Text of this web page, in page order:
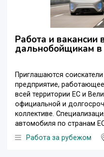
Работа и вакансии
дальнобойщикам в
Приглашаются
предприятие,
всей территории ЕС и
официальной и
коллективе.
автомобиля по странам ЕС
Работа за рубежом